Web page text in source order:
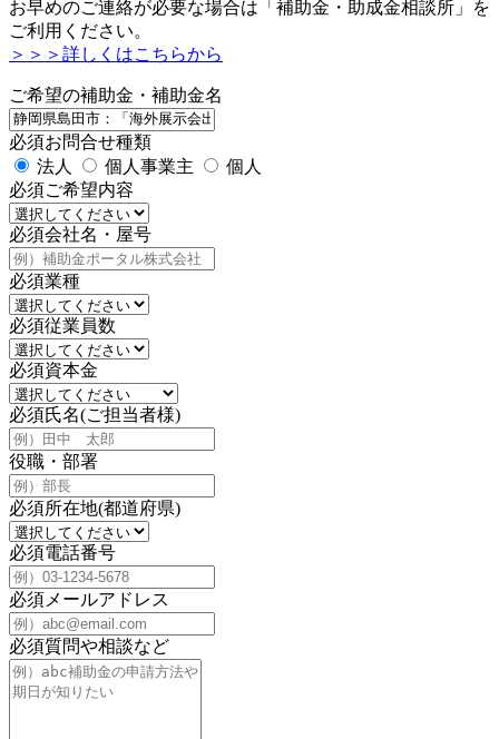
お早めのご連絡が必要な場合は「補助金・助成金相談所」を
ご利用ください。
＞＞＞詳しくはこちらから
ご希望の補助金・補助金名
必須お問合せ種類
法人
個人事業主
個人
必須ご希望内容
必須会社名・屋号
必須業種
必須従業員数
必須資本金
必須氏名(ご担当者様)
役職・部署
必須所在地(都道府県)
必須電話番号
必須 メールアドレス
必須質問や相談など